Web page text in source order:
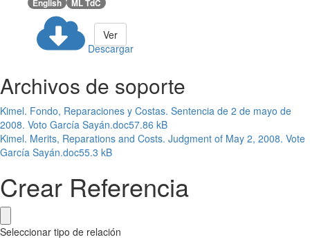
English ML TdC
Descargar
Ver
Archivos de soporte
Kimel. Fondo, Reparaciones y Costas. Sentencia de 2 de mayo de
2008. Voto García Sayán.doc57.86 kB
Kimel. Merits, Reparations and Costs. Judgment of May 2, 2008. Vote
García Sayán.doc55.3 kB
Crear Referencia
Seleccionar tipo de relación